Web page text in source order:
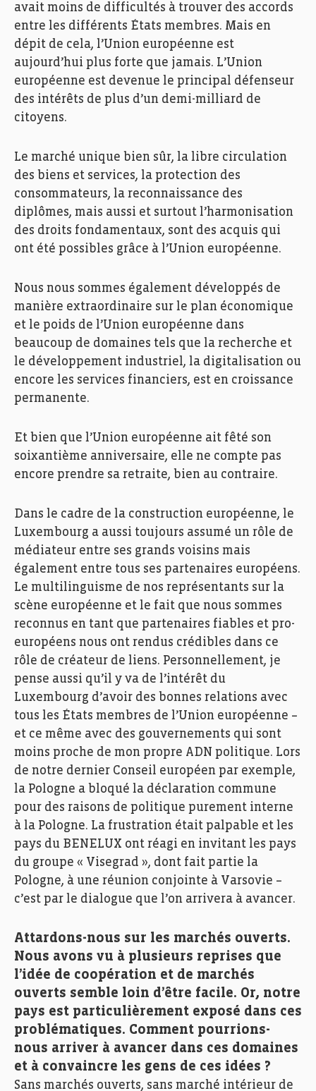
avait moins de difficultés à trouver des accords
entre les différents États membres. Mais en
dépit de cela, l’Union européenne est
aujourd’hui plus forte que jamais. L’Union
européenne est devenue le principal défenseur
des intérêts de plus d’un demi-milliard de
citoyens.
Le marché unique bien sûr, la libre circulation
des biens et services, la protection des
consommateurs, la reconnaissance des
diplômes, mais aussi et surtout l’harmonisation
des droits fondamentaux, sont des acquis qui
ont été possibles grâce à l’Union européenne.
Nous nous sommes également développés de
manière extraordinaire sur le plan économique
et le poids de l’Union européenne dans
beaucoup de domaines tels que la recherche et
le développement industriel, la digitalisation ou
encore les services financiers, est en croissance
permanente.
Et bien que l’Union européenne ait fêté son
soixantième anniversaire, elle ne compte pas
encore prendre sa retraite, bien au contraire.
Dans le cadre de la construction européenne, le
Luxembourg a aussi toujours assumé un rôle de
médiateur entre ses grands voisins mais
également entre tous ses partenaires européens.
Le multilinguisme de nos représentants sur la
scène européenne et le fait que nous sommes
reconnus en tant que partenaires fiables et pro-
européens nous ont rendus crédibles dans ce
rôle de créateur de liens. Personnellement, je
pense aussi qu’il y va de l’intérêt du
Luxembourg d’avoir des bonnes relations avec
tous les États membres de l’Union européenne –
et ce même avec des gouvernements qui sont
moins proche de mon propre ADN politique. Lors
de notre dernier Conseil européen par exemple,
la Pologne a bloqué la déclaration commune
pour des raisons de politique purement interne
à la Pologne. La frustration était palpable et les
pays du BENELUX ont réagi en invitant les pays
du groupe « Visegrad », dont fait partie la
Pologne, à une réunion conjointe à Varsovie –
c’est par le dialogue que l’on arrivera à avancer.
Attardons-nous sur les marchés ouverts.
Nous avons vu à plusieurs reprises que
l’idée de coopération et de marchés
ouverts semble loin d’être facile. Or, notre
pays est particulièrement exposé dans ces
problématiques. Comment pourrions-
nous arriver à avancer dans ces domaines
et à convaincre les gens de ces idées ?
Sans marchés ouverts, sans marché intérieur de